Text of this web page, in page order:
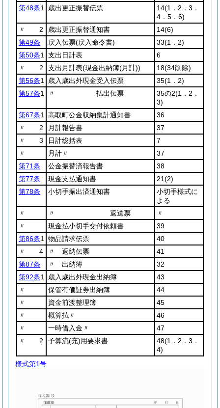
第48条1 歳出更正振替伝票 14(1．2．3．
4．5．6)
〃 2
歳出更正振替通知書 14(6)
第49条
戻入伝票(戻入命令書) 33(1．2)
第50条1 支出日計表
6
〃 2
支出月計表(現金出納簿(月計)) 18(34削除)
第56条1 歳入歳出外現金受入伝票 35(1．2)
第57条1 〃 払出伝票 35の2(1．2．
3)
第67条1 高取町公金収納集計通知書
36
〃 2
月計報告書
37
〃 3
日計総括表
7
〃
月計〃
37
第71条
公金振替済報告書
38
第77条
現金支払通知書 21(2)
第78条
小切手振出済通知書
小切手様式に
よる
〃
〃 返送票
〃
〃
現金払小切手交付依頼書
39
第86条1 物品請求伝票
40
〃 4
〃 返納伝票
41
第87条
〃 出納簿
32
第92条1 歳入歳出外現金出納簿
43
〃
保管有価証券出納簿
44
〃
資金前渡整理簿
45
〃
概算払〃
46
〃
一時借入金〃
47
〃 2
予算流(充)用要求書 48(1．2．3．
4)
様式第1号